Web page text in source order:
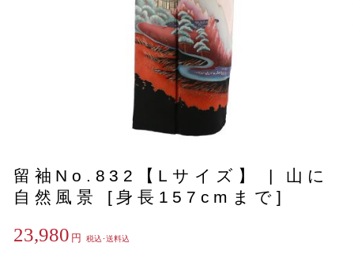
留袖No.832【Lサイズ】 | 山に
自然風景 [身長157cmまで]
23,980 円 税込･送料込